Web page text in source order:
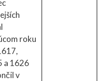
roku
a 1626
v